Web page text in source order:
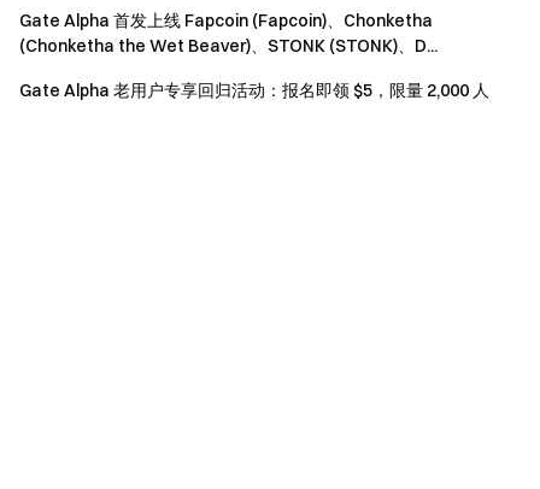
加入 Telegram 社群 ，讨论热点话题
进入全球社区，获取最新资讯
查看 100% 储备金证明
Gate Alpha 首发上线 Fapcoin (Fapcoin)、Chonketha
(Chonketha the Wet Beaver)、STONK (STONK)、D...
Gate Alpha 老用户专享回归活动：报名即领 $5，限量 2,000 人